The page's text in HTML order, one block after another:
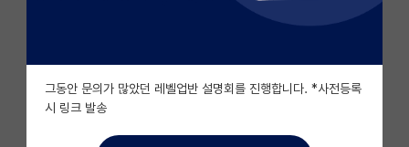
자유 게시판(아무개랩)
미국 유학 게시판
미국 대학원 합격 후기 게시판
그동안 문의가 많았던 레벨업반 설명회를 진행합니다. *사전등록
시 링크 발송